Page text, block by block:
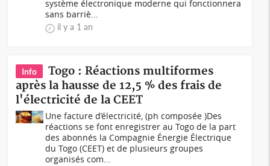
système électronique moderne qui fonctionnera
sans barriè...
il y a 1 an
Info
Togo : Réactions multiformes
après la hausse de 12,5 % des frais de
l'électricité de la CEET
Une facture d’électricité, (ph composée )Des
réactions se font enregistrer au Togo de la part
des abonnés la Compagnie Énergie Électrique
du Togo (CEET) et de plusieurs groupes
organisés com...